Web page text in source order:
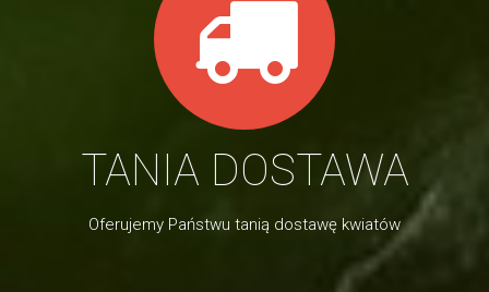
TANIA DOSTAWA
Oferujemy Państwu tanią dostawę kwiatów